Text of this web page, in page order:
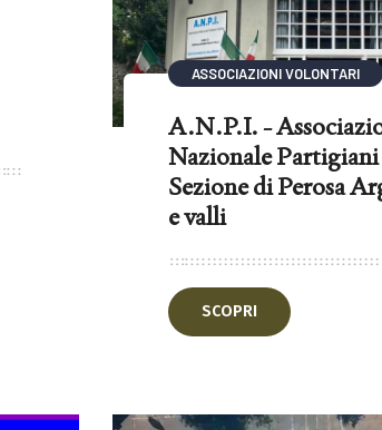
ASSOCIAZIONI VOLONTARI
A.N.P.I. -
Nazionale
Sezione di Perosa
e valli
SCOPRI